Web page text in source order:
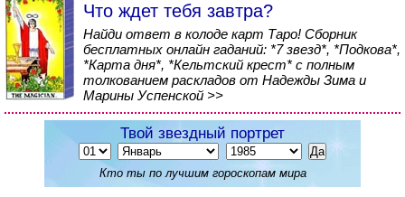
Что ждет тебя завтра?
Найди ответ в колоде карт Таро! Сборник
бесплатных онлайн гаданий: *7 звезд*, *Подкова*,
*Карта дня*, *Кельтский крест* с полным
толкованием раскладов от Надежды Зима и
Марины Успенской >>
Твой звездный портрет
Кто ты по лучшим гороскопам мира